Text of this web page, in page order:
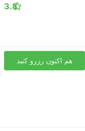
3.8
هم اکنون رزرو کنید